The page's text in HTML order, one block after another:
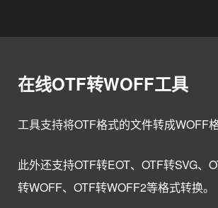
在线OTF转WOFF工具
工具支持将OTF格式的文件转成WOFF
此外还支持OTF转EOT、OTF转SVG、
转WOFF、OTF转WOFF2等格式转换。